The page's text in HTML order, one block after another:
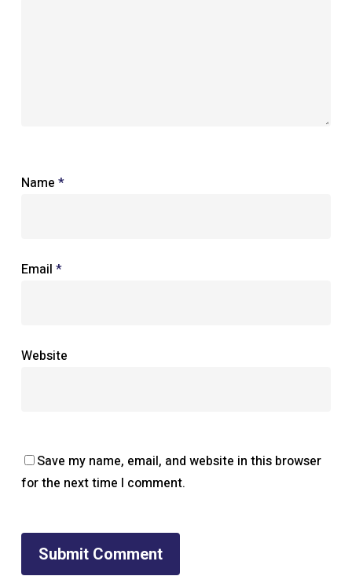
Name *
Email *
Website
Save my name, email, and website in this browser
for the next time I comment.